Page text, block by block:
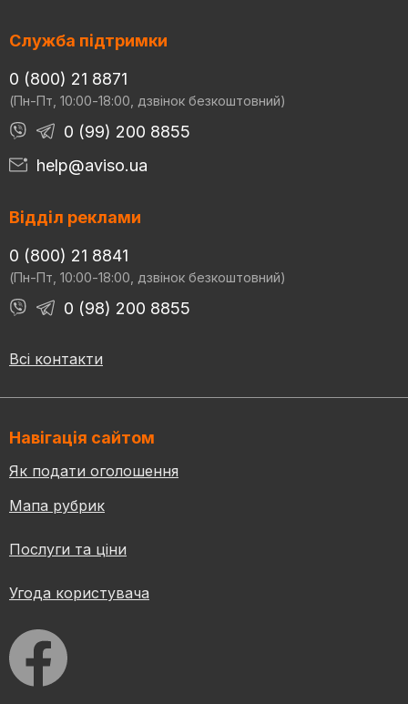
Служба підтримки
0 (800) 21 8871
(Пн-Пт, 10:00-18:00, дзвінок безкоштовний)
0 (99) 200 8855
help@aviso.ua
Відділ реклами
0 (800) 21 8841
(Пн-Пт, 10:00-18:00, дзвінок безкоштовний)
0 (98) 200 8855
Всі контакти
Навігація сайтом
Як подати оголошення
Мапа рубрик
Послуги та ціни
Угода користувача